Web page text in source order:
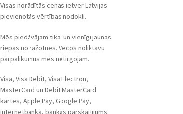
Visas norādītās cenas ietver Latvijas
pievienotās vērtības nodokli.
Mēs piedāvājam tikai un vienīgi jaunas
riepas no ražotnes. Vecos noliktavu
pārpalikumus mēs netirgojam.
Visa, Visa Debit, Visa Electron,
MasterCard un Debit MasterCard
kartes, Apple Pay, Google Pay,
internetbanka, bankas pārskaitījums.